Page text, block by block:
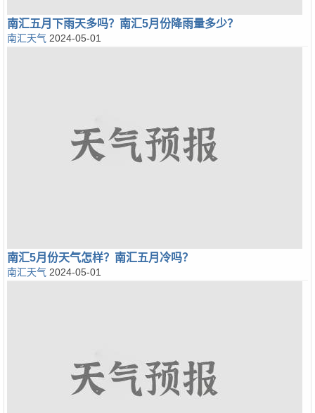
南汇五月下雨天多吗？南汇5月份降雨量多少？
南汇天气 2024-05-01
南汇5月份天气怎样？南汇五月冷吗？
南汇天气 2024-05-01